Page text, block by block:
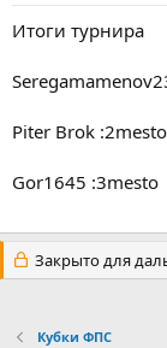
Итоги турнира
Piter Brok :2mesto
Gor1645 :3mesto
Закрыто для
Кубки ФПС